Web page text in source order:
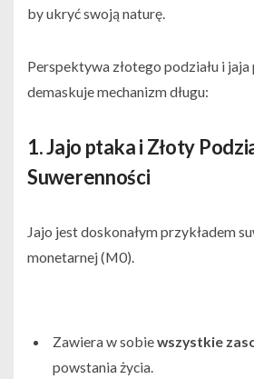
by ukryć swoją naturę.
Perspektywa złotego podziału i
demaskuje mechanizm długu:
1. Jajo ptaka i Złoty
Suwerenności
Jajo jest doskonałym przykładem
monetarnej (M0).
Zawiera w sobiewszystkie
powstania życia.